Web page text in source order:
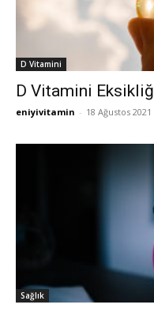
D Vitamini
D Vitamini
eniyivitamin - 18 Ağustos 2021
Sağlık